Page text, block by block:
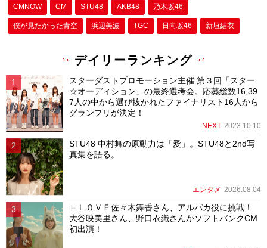
CMNOW CM STU48 AKB48 乃木坂46
僕が⾒たかった⻘空 浜辺美波 TGC 日向坂46 新垣結衣
デイリーランキング
スターダストプロモーション主催 第３回「スター
☆オーディション」の最終選考会。応募総数16,39
7人の中から選び抜かれたファイナリスト16人から
グランプリが決定！
NEXT 2023.10.10
STU48 中村舞の原動力は「愛」。STU48と2nd写
真集を語る。
エンタメ 2026.08.04
＝ＬＯＶＥ佐々木舞香さん、アルパカ役に挑戦！
大谷映美里さん、野口衣織さんがソフトバンクCM
初出演！